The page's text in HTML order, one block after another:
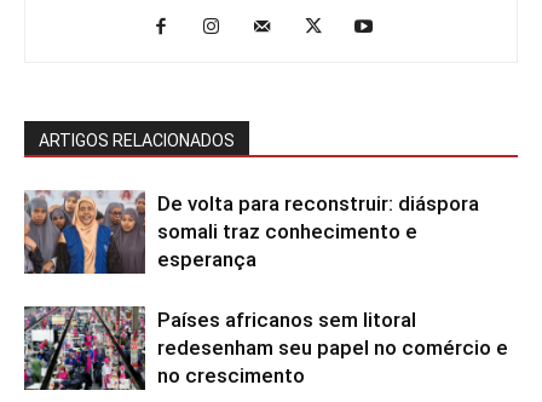
ARTIGOS RELACIONADOS
De volta para reconstruir: diáspora
somali traz conhecimento e
esperança
Países africanos sem litoral
redesenham seu papel no comércio e
no crescimento